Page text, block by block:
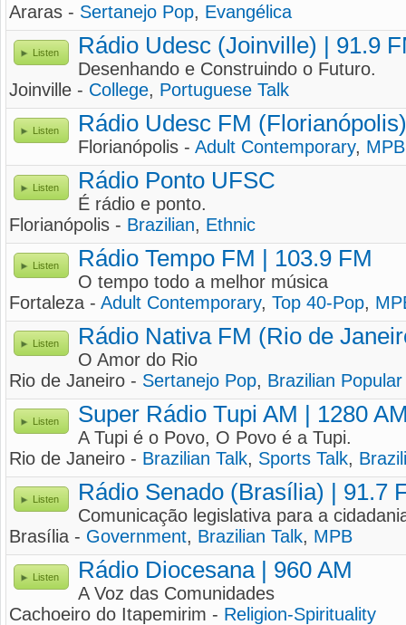
Araras - Sertanejo Pop, Evangélica
Listen Rádio Udesc (Joinville) | 91.9
Desenhando e Construindo o Futuro.
Joinville - College, Portuguese Talk
Listen Rádio Udesc FM
Florianópolis - Adult Contemporary, MPB
Listen Rádio Ponto UFSC
É rádio e ponto.
Florianópolis - Brazilian, Ethnic
Listen Rádio Tempo FM | 103.9 FM
O tempo todo a melhor música
Fortaleza - Adult Contemporary, Top 40-Pop,
Listen Rádio Nativa FM (Rio de
O Amor do Rio
Rio de Janeiro - Sertanejo Pop, Brazilian Popular
Listen Super Rádio Tupi AM | 1280
A Tupi é o Povo, O Povo é a Tupi.
Rio de Janeiro - Brazilian Talk, Sports Talk,
Listen Rádio Senado (Brasília) | 91.7
Comunicação legislativa para a
Brasília - Government, Brazilian Talk, MPB
Listen Rádio Diocesana | 960 AM
A Voz das Comunidades
Cachoeiro do Itapemirim - Religion-Spirituality